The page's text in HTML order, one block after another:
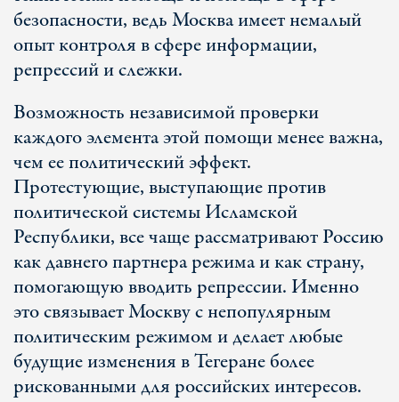
безопасности, ведь Москва имеет немалый
опыт контроля в сфере информации,
репрессий и слежки.
Возможность независимой проверки
каждого элемента этой помощи менее важна,
чем ее политический эффект.
Протестующие, выступающие против
политической системы Исламской
Республики, все чаще рассматривают Россию
как давнего партнера режима и как страну,
помогающую вводить репрессии. Именно
это связывает Москву с непопулярным
политическим режимом и делает любые
будущие изменения в Тегеране более
рискованными для российских интересов.